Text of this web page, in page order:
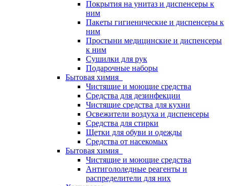
Покрытия на унитаз и диспенсеры к
ним
Пакеты гигиенические и диспенсеры к
ним
Простыни медицинские и диспенсеры
к ним
Сушилки для рук
Подарочные наборы
Бытовая химия
Чистящие и моющие средства
Средства для дезинфекции
Чистящие средства для кухни
Освежители воздуха и диспенсеры
Средства для стирки
Щетки для обуви и одежды
Средства от насекомых
Бытовая химия
Чистящие и моющие средства
Антигололедные реагенты и
распределители для них